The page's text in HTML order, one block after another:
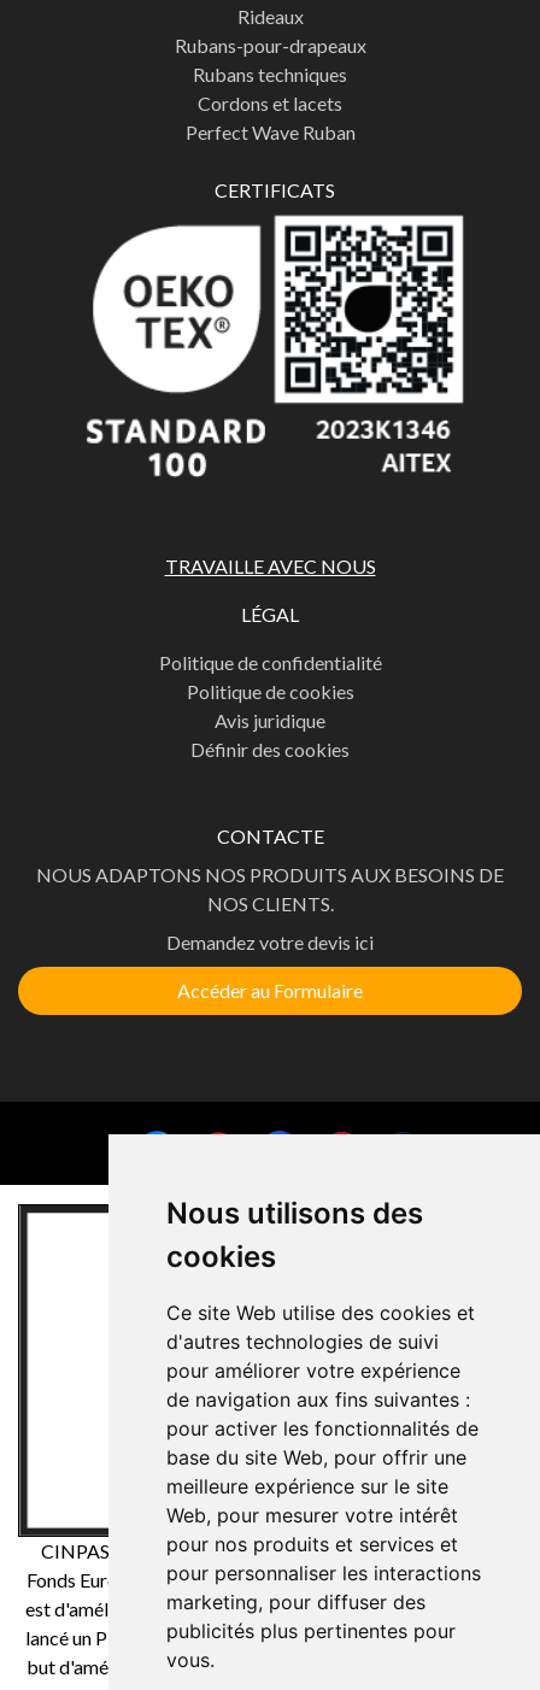
Nous utilisons des
cookies
Ce site Web utilise des cookies et
d'autres technologies de suivi
pour améliorer votre expérience
de navigation aux fins suivantes :
pour activer les fonctionnalités de
base du site Web, pour offrir une
meilleure expérience sur le site
Web, pour mesurer votre intérêt
pour nos produits et services et
pour personnaliser les interactions
marketing, pour diffuser des
publicités plus pertinentes pour
vous.
Rideaux
Rubans-pour-drapeaux
Rubans techniques
Cordons et lacets
Perfect Wave Ruban
CERTIFICATS
TRAVAILLE AVEC NOUS
LÉGAL
Politique de confidentialité
Politique de cookies
Avis juridique
Définir des cookies
CONTACTE
NOUS ADAPTONS NOS PRODUITS AUX BESOINS DE
NOS CLIENTS.
Demandez votre devis ici
Accéder au Formulaire
CINPASA Cintas y Pasamanería SA a été bénéficiaire du
Fonds Européen de Développement Régional dont l'objectif
est d'améliorer la compétitivité des PME et grâce auquel il a
lancé un Plan International de Marketing Numérique dans le
but d'améliorer son positionnement en ligne sur les marchés